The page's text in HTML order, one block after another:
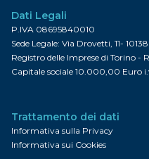
Dati Legali
P.IVA 08695840010
Sede Legale: Via Drovetti, 11-
Registro delle Imprese di Torino -
Capitale sociale 10.000,00 Euro
Trattamento dei dati
Informativa sulla Privacy
Informativa sui Cookies